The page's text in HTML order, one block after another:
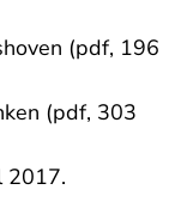
(pdf, 196
(pdf, 303
2017.